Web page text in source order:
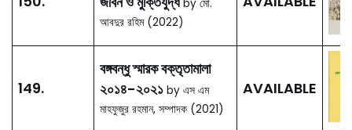
151.
সরকার ঘোড়াঘাট
ইতিহাস ও স্থাপত্যকীর্তি
(১২০৪-১৭৭২)
by এ. টি. এম. রফিকুল ইসলাম
(2023)
AVAILABLE